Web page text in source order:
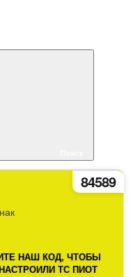
84589
НАШ КОД, ЧТОБЫ
ТС ПИОТ